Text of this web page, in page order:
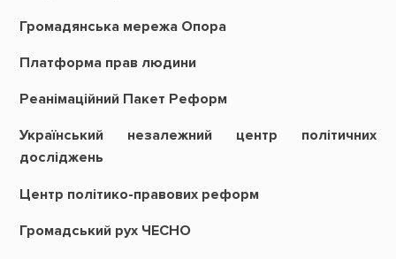
Громадянська мережа Опора
Платформа прав людини
Реанімаційний Пакет Реформ
Український незалежний центр політичних
досліджень
Центр політико-правових реформ
Громадський рух ЧЕСНО